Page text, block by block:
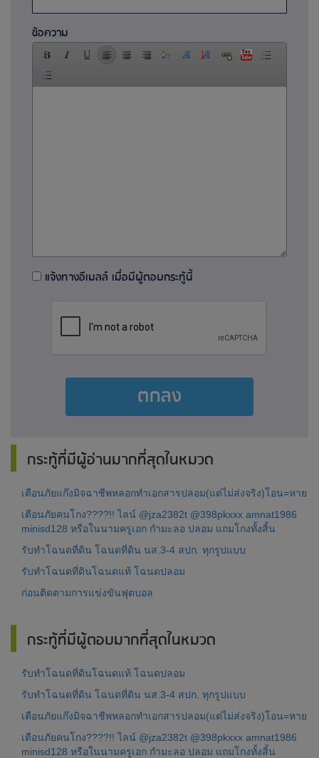
ข้อความ
แจ้งทางอีเมลล์ เมื่อมีผู้ตอบกระทู้นี้
ตกลง
กระทู้ที่มีผู้อ่านมากที่สุดในหมวด
เตือนภัยแก๊งมิจฉาชีพหลอกทำเอกสารปลอม(แต่ไม่ส่งจริง)โอน=หาย
เตือนภัยคนโกง????!! ไลน์ @jza2382t @398pkxxx amnat1986
minisd128 หรือในนามครูเอก กำมะลอ ปลอม แถมโกงทั้งสิ้น
รับทำโฉนดที่ดิน โฉนดที่ดิน นส.3-4 สปก. ทุกรูปแบบ
รับทำโฉนดที่ดินโฉนดแท้ โฉนดปลอม
ก่อนติดตามการแข่งขันฟุตบอล
กระทู้ที่มีผู้ตอบมากที่สุดในหมวด
รับทำโฉนดที่ดินโฉนดแท้ โฉนดปลอม
รับทำโฉนดที่ดิน โฉนดที่ดิน นส.3-4 สปก. ทุกรูปแบบ
เตือนภัยแก๊งมิจฉาชีพหลอกทำเอกสารปลอม(แต่ไม่ส่งจริง)โอน=หาย
เตือนภัยคนโกง????!! ไลน์ @jza2382t @398pkxxx amnat1986
minisd128 หรือในนามครูเอก กำมะลอ ปลอม แถมโกงทั้งสิ้น